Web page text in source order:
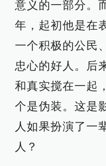
意义的一部分。
年，起初他是在
一个积极的公民
忠心的好人。后
和真实搅在一起
个是伪装。这是
人如果扮演了一
人？